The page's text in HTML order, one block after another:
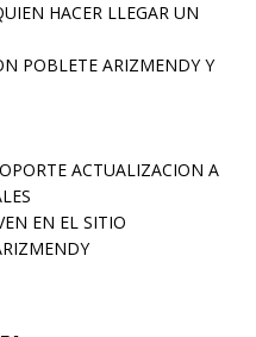
HACER LLEGAR UN
POBLETE ARIZMENDY Y
ACTUALIZACION A
EN EL SITIO